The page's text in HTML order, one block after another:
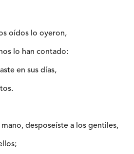
oídos lo oyeron,
lo han contado:
en sus días,
desposeíste a los gentiles,